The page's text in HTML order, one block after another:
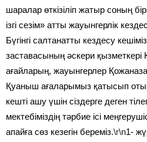
шаралар өткізіліп жатыр соның
ізгі сезім» атты жауынгерлік
Бүгінгі салтанатты кездесу
заставасының әскери
ағайларың, жауынгерлер
Қуаныш ағаларымыз қатысып
кешті ашу үшін сіздерге деген
мектебіміздің тәрбие ісі
апайға сөз кезегін береміз.\r\n1-